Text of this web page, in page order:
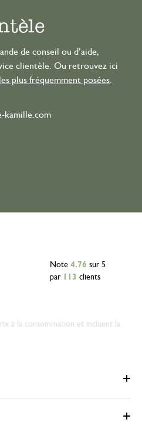
de conseil ou d’aide,
clientèle. Ou retrouvez ici
plus fréquemment posées
kamille.com
Note 4.76 sur 5
par
113 clients
à la consommation et incluent la